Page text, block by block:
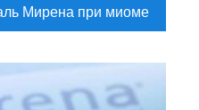
Мирена при миоме